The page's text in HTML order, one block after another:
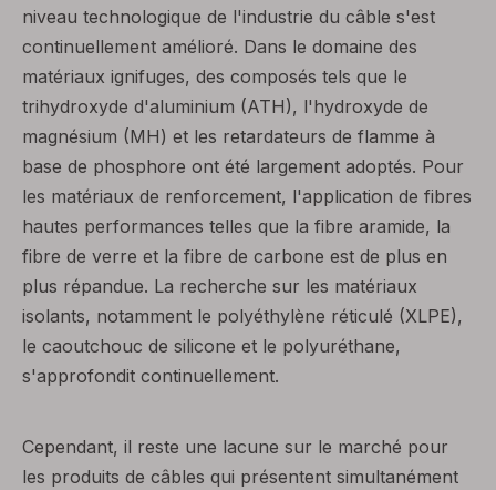
niveau technologique de l'industrie du câble s'est
continuellement amélioré. Dans le domaine des
matériaux ignifuges, des composés tels que le
trihydroxyde d'aluminium (ATH), l'hydroxyde de
magnésium (MH) et les retardateurs de flamme à
base de phosphore ont été largement adoptés. Pour
les matériaux de renforcement, l'application de fibres
hautes performances telles que la fibre aramide, la
fibre de verre et la fibre de carbone est de plus en
plus répandue. La recherche sur les matériaux
isolants, notamment le polyéthylène réticulé (XLPE),
le caoutchouc de silicone et le polyuréthane,
s'approfondit continuellement.
Cependant, il reste une lacune sur le marché pour
les produits de câbles qui présentent simultanément